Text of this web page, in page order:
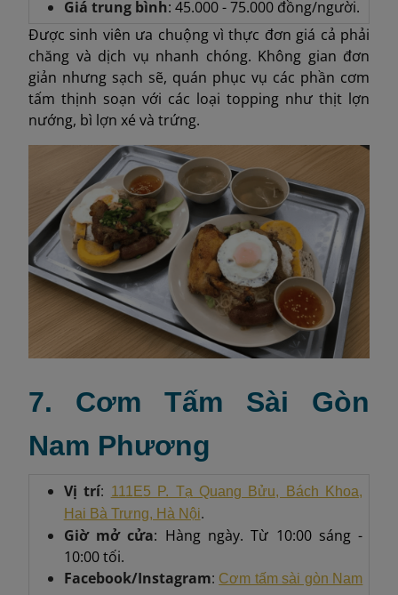
Giá trung bình: 45.000 - 75.000 đồng/người.
Được sinh viên ưa chuộng vì thực đơn giá cả phải
chăng và dịch vụ nhanh chóng. Không gian đơn
giản nhưng sạch sẽ, quán phục vụ các phần cơm
tấm thịnh soạn với các loại topping như thịt lợn
nướng, bì lợn xé và trứng.
7. Cơm Tấm Sài Gòn
Nam Phương
Vị trí: 111E5 P. Tạ Quang Bửu, Bách Khoa,
Hai Bà Trưng, Hà Nội.
Giờ mở cửa: Hàng ngày. Từ 10:00 sáng -
10:00 tối.
Facebook/Instagram: Cơm tấm sài gòn Nam